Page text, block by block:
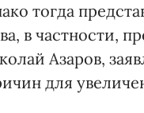
тогда
в частности,
Азаров,
для